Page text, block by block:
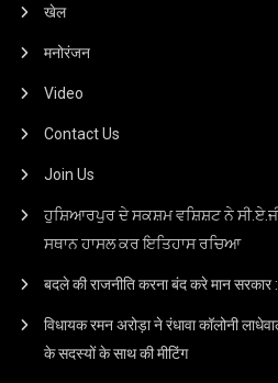
खेल
मनोरंजन
Video
Contact Us
Join Us
ਹੁਸ਼ਿਆਰਪੁਰ ਦੇ ਸਕਸ਼ਮ ਵਸ਼ਿਸ਼ਟ ਨੇ
ਸਥਾਨ ਹਾਸਲ ਕਰ ਇਤਿਹਾਸ ਰਚਿਆ
बदले की राजनीति करना बंद करे मान सरकार
विधायक रमन अरोड़ा ने रंधावा कॉलोनी
के सदस्यों के साथ की मीटिंग